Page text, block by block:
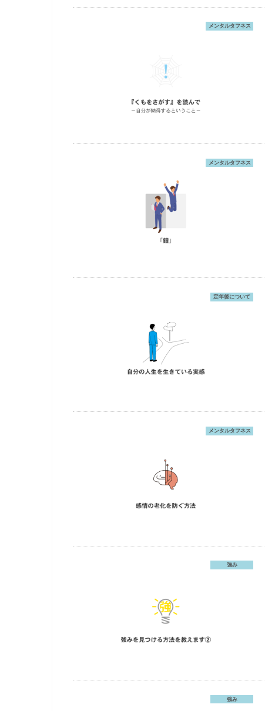
メンタルタフネス
メンタルタフネス
定年後について
メンタルタフネス
強み
強み